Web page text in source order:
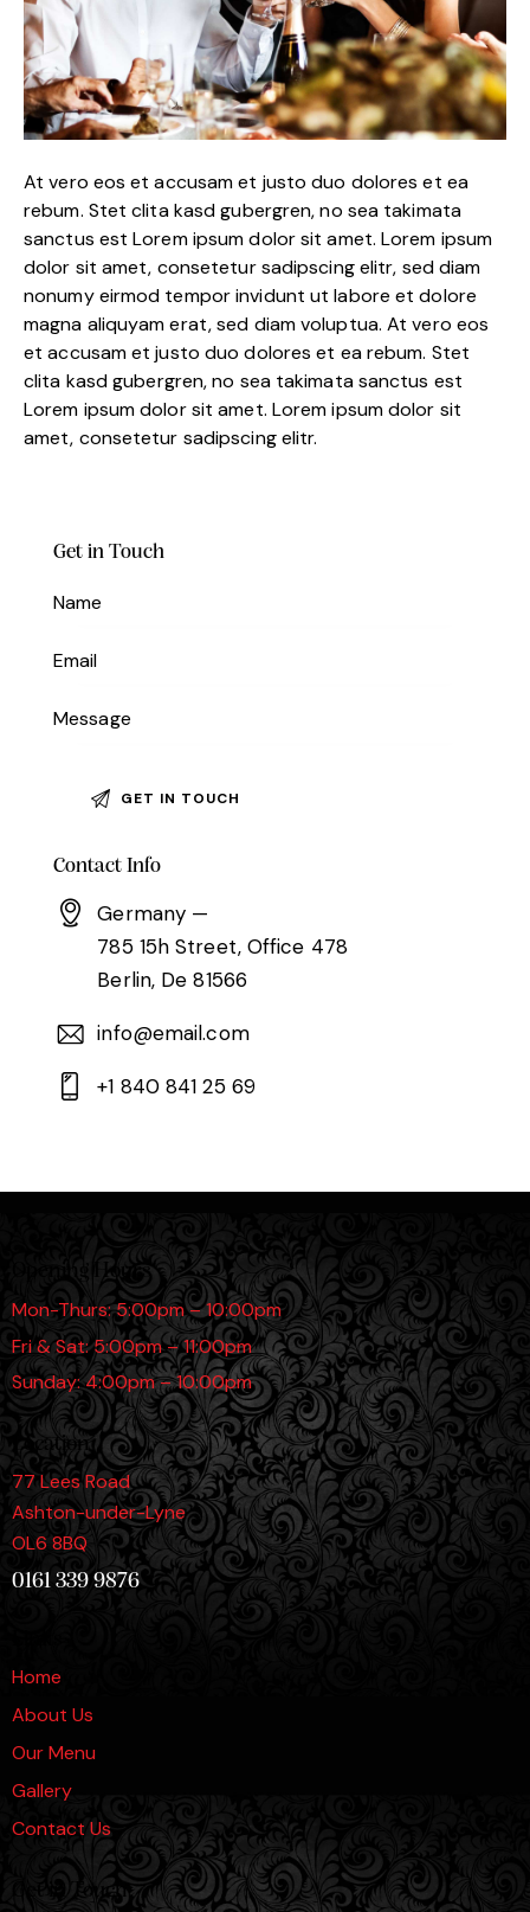
At vero eos et accusam et justo duo dolores et ea
rebum. Stet clita kasd gubergren, no sea takimata
sanctus est Lorem ipsum dolor sit amet. Lorem ipsum
dolor sit amet, consetetur sadipscing elitr, sed diam
nonumy eirmod tempor invidunt ut labore et dolore
magna aliquyam erat, sed diam voluptua. At vero eos
et accusam et justo duo dolores et ea rebum. Stet
clita kasd gubergren, no sea takimata sanctus est
Lorem ipsum dolor sit amet. Lorem ipsum dolor sit
amet, consetetur sadipscing elitr.
Get in Touch
Contact Info
Germany —
785 15h Street, Office 478
Berlin, De 81566
info@email.com
+1 840 841 25 69
Opening Hours
Mon-Thurs: 5:00pm – 10:00pm
Fri & Sat: 5:00pm – 11:00pm
Sunday: 4:00pm – 10:00pm
Location
77 Lees Road
Ashton-under-Lyne
OL6 8BQ
0161 339 9876
Home
About Us
Our Menu
Gallery
Contact Us
Get in Touch